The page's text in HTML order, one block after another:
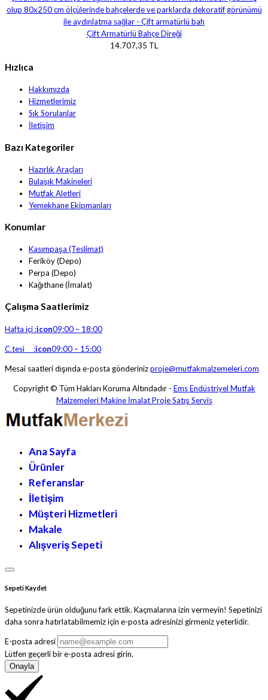
Çift Armatürlü Bahçe Direği
14.707,35 TL
Hızlıca
Hakkımızda
Hizmetlerimiz
Sık Sorulanlar
İletişim
Bazı Kategoriler
Hazırlık Araçları
Bulaşık Makineleri
Mutfak Aletleri
Yemekhane Ekipmanları
Konumlar
Kasımpaşa (Teslimat)
Feriköy (Depo)
Perpa (Depo)
Kağıthane (İmalat)
Çalışma Saatlerimiz
Hafta içi :icon09:00 – 18:00
C.tesi :icon09:00 – 15:00
Mesai saatleri dışında e-posta gönderinizproje@mutfakmalzemeleri.com
Copyright © Tüm Hakları Koruma Altındadır - Ems Endüstriyel Mutfak
Malzemeleri Makine İmalat Proje Satış Servis
Ana Sayfa
Ürünler
Referanslar
İletişim
Müşteri Hizmetleri
Makale
Alışveriş Sepeti
Sepeti Kaydet
Sepetinizde ürün olduğunu fark ettik. Kaçmalarına izin vermeyin! Sepetinizi
daha sonra hatırlatabilmemiz için e-posta adresinizi girmeniz yeterlidir.
E-posta adresi
Lütfen geçerli bir e-posta adresi girin.
Onayla